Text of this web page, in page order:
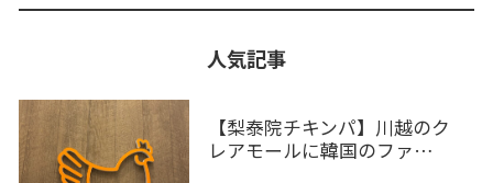
人気記事
【梨泰院チキンパ】川越のク
レアモールに韓国のファ…